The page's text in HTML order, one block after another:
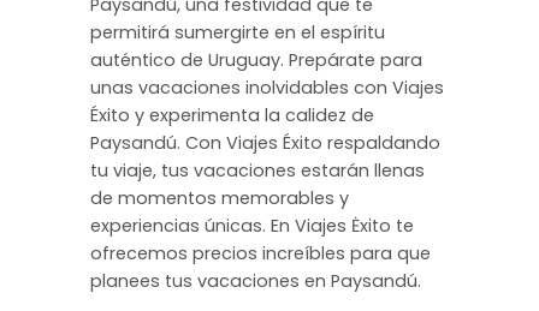
permitirá sumergirte en el espíritu
auténtico de Uruguay. Prepárate para
unas vacaciones inolvidables con Viajes
Éxito y experimenta la calidez de
Paysandú. Con Viajes Éxito respaldando
tu viaje, tus vacaciones estarán llenas
de momentos memorables y
experiencias únicas. En Viajes Ėxito te
ofrecemos precios increíbles para que
planees tus vacaciones en Paysandú.